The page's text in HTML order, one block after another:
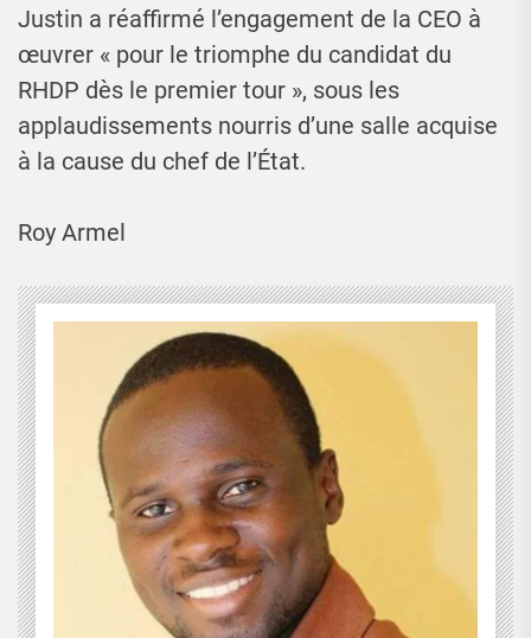
Justin a réaffirmé l’engagement de la CEO à
œuvrer « pour le triomphe du candidat du
RHDP dès le premier tour », sous les
applaudissements nourris d’une salle acquise
à la cause du chef de l’État.
Roy Armel